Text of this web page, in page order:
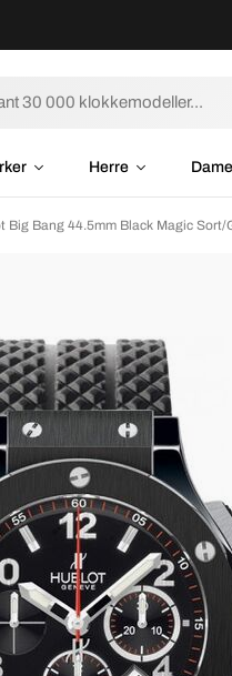
Herre Dame
Big Bang 44.5mm Black Magic